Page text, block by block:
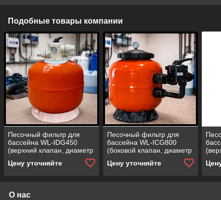
Подобные товары компании
Песочный фильтр для
бассейна WL-IDG450
(верхний клапан, диаметр
производительность = 8
Цену уточняйте
Песочный фильтр для
бассейна WL-ICG800
(боковой клапан, диаметр
производительность = 25
Цену уточняйте
О нас